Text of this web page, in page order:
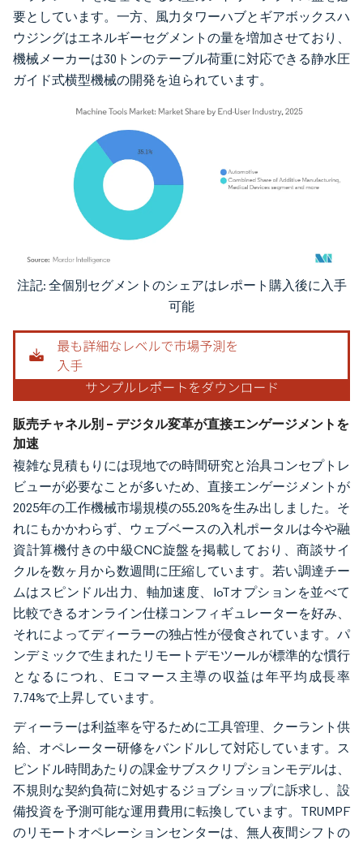
要としています。一方、風力タワーハブとギアボックスハ
ウジングはエネルギーセグメントの量を増加させており、
機械メーカーは30トンのテーブル荷重に対応できる静水圧
ガイド式横型機械の開発を迫られています。
画像 © Mordor Intelligence。再利用にはCC BY 4.0の表示が必要です。
注記: 全個別セグメントのシェアはレポート購入後に入手
可能
販売チャネル別 – デジタル変革が直接エンゲージメントを
加速
複雑な見積もりには現地での時間研究と治具コンセプトレ
ビューが必要なことが多いため、直接エンゲージメントが
2025年の工作機械市場規模の55.20%を生み出しました。そ
れにもかかわらず、ウェブベースの入札ポータルは今や融
資計算機付きの中級CNC旋盤を掲載しており、商談サイ
クルを数ヶ月から数週間に圧縮しています。若い調達チー
ムはスピンドル出力、軸加速度、IoTオプションを並べて
比較できるオンライン仕様コンフィギュレーターを好み、
それによってディーラーの独占性が侵食されています。パ
ンデミックで生まれたリモートデモツールが標準的な慣行
となるにつれ、Eコマース主導の収益は年平均成長率
7.74%で上昇しています。
ディーラーは利益率を守るために工具管理、クーラント供
給、オペレーター研修をバンドルして対応しています。ス
ピンドル時間あたりの課金サブスクリプションモデルは、
不規則な契約負荷に対処するジョブショップに訴求し、設
備投資を予測可能な運用費用に転換しています。TRUMPF
のリモートオペレーションセンターは、無人夜間シフトの